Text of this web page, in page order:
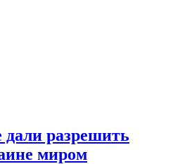
разрешить
миром